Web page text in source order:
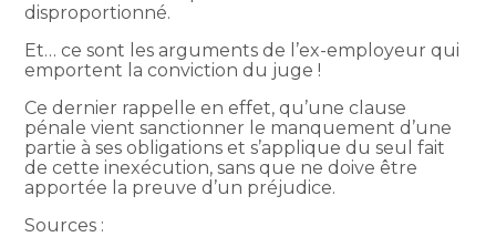
disproportionné.
Et… ce sont les arguments de l’ex-employeur qui
emportent la conviction du juge !
Ce dernier rappelle en effet, qu’une clause
pénale vient sanctionner le manquement d’une
partie à ses obligations et s’applique du seul fait
de cette inexécution, sans que ne doive être
apportée la preuve d’un préjudice.
Sources :